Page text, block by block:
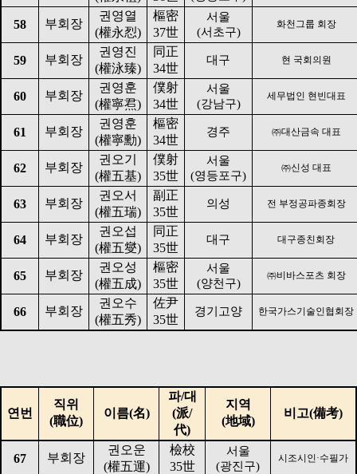
58 부회장
권영열
(權永㤠)
樞密
37世
서울
(서초구)
화천그룹 회장
59 부회장
권영진
(權泳臻)
同正
34世
대구 현 국회의원
60 부회장
권영훈
(權寧焄)
僕射
34世
서울
(강남구)
세무법인 현빈대표
61 부회장
권영훈
(權寧勳)
樞密
34世
경주 ㈜대산금속 대표
62 부회장
권오기
(權五基)
僕射
35世
서울
(영등포구)
㈜신성 대표
63 부회장
권오서
(權五瑞)
副正
35世
의성 전 부정공파종회장
64 부회장
권오섭
(權五燮)
同正
35世
대구 대구종친회장
65 부회장
권오성
(權五成)
樞密
35世
서울
(양천구)
㈜비바스포츠 회장
66 부회장
권오수
(權五秀)
佐尹
35世
경기고양 한국가스기술인협회장
연번
직위
(職位)
이름(名)
파/대
(派/
代)
지역
(地域)
비고(備考)
67 부회장
권오운
(權五運)
檢校
35世
서울
(광진구)
시조시인·수필가